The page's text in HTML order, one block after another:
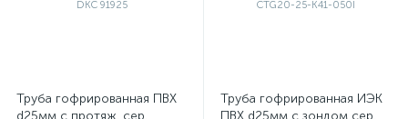
Труба гофрированная ПВХ
d25мм с протяж. сер.
Труба гофрированная ИЭК
ПВХ d25мм с зондом сер.